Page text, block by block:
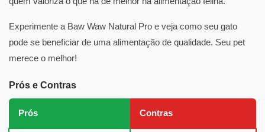
Experimente a Baw Waw Natural Pro e veja como seu gato
pode se beneficiar de uma alimentação de qualidade. Seu pet
merece o melhor!
Prós e Contras
Prós Contras